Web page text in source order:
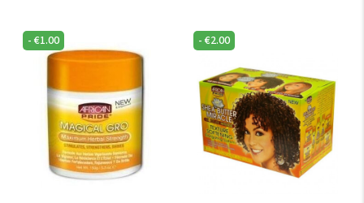
356
ml
Miracle
Co-
Wash
Cleansing
Conditioner
355
ml
aantal
-€1.00 -€2.00